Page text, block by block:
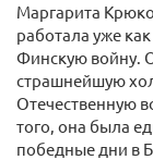
Маргарита
работала уже
Финскую войну.
страшнейшую
Отечественную
того, она была
победные дни в